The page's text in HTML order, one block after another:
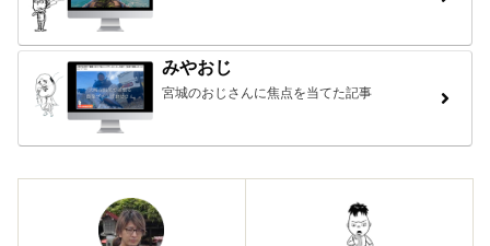
みやおじ
宮城のおじさんに焦点を当てた記事